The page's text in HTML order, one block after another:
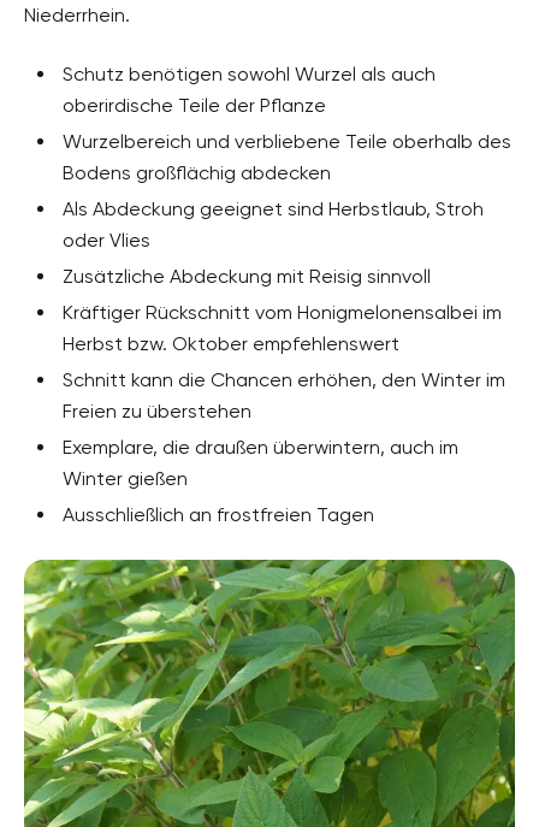
Niederrhein.
Schutz benötigen sowohl Wurzel als auch
oberirdische Teile der Pflanze
Wurzelbereich und verbliebene Teile oberhalb des
Bodens großflächig abdecken
Als Abdeckung geeignet sind Herbstlaub, Stroh
oder Vlies
Zusätzliche Abdeckung mit Reisig sinnvoll
Kräftiger Rückschnitt vom Honigmelonensalbei im
Herbst bzw. Oktober empfehlenswert
Schnitt kann die Chancen erhöhen, den Winter im
Freien zu überstehen
Exemplare, die draußen überwintern, auch im
Winter gießen
Ausschließlich an frostfreien Tagen